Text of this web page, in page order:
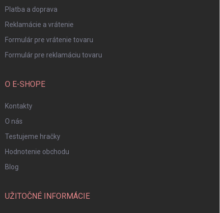
Platba a doprava
Reklamácie a vrátenie
Formulár pre vrátenie tovaru
Formulár pre reklamáciu tovaru
O E-SHOPE
Kontakty
O nás
Testujeme hračky
Hodnotenie obchodu
Blog
UŽITOČNÉ INFORMÁCIE